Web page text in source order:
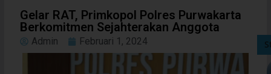
Gelar RAT, Primkopol Polres Purwakarta
Berkomitmen Sejahterakan Anggota
Admin Februari 1, 2024